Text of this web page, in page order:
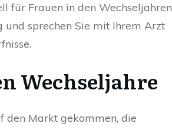
für Frauen in den Wechseljahren
sprechen Sie mit Ihrem Arzt
Wechseljahre
den Markt gekommen, die